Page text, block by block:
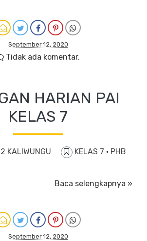
September 12, 2020
Tidak ada komentar.
HARIAN PAI
KELAS 7
KALIWUNGU KELAS 7 · PHB
Baca selengkapnya »
September 12, 2020